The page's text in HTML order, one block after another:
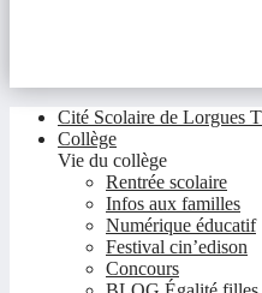
Cité Scolaire de Lorgues
Collège
Vie du collège
Rentrée scolaire
Infos aux familles
Numérique éducatif
Festival cin’edison
Concours